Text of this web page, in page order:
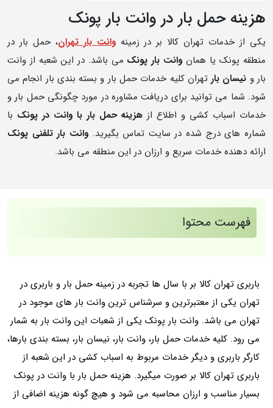
هزینه حمل بار در وانت بار پونک
یکی از خدمات تهران کالا بر در زمینهوانت بار تهران، حمل بار در
منطقه پونک یا همان وانت بار پونک می باشد. در این شعبه از وانت
بار و نیسان بار تهران کلیه خدمات حمل بار و بسته بندی بار انجام می
شود. شما می توانید برای دریافت مشاوره در مورد چگونگی حمل بار و
خدمات اسباب کشی و اطلاع از هزینه حمل بار با وانت در پونک با
شماره های درج شده در سایت تماس بگیرید.وانت بار تلفنی پونک
ارائه دهنده خدمات سریع و ارزان در این منطقه می باشد.
فهرست محتوا
باربری تهران کالا بر با سال ها تجربه در زمینه حمل بار و باربری در
تهران یکی از معتبرترین و سرشناس ترین وانت بار های موجود در
تهران می باشد. وانت بار پونک یکی از شعبات این وانت بار به شمار
می رود. کلیه خدمات حمل بار، وانت بار، نیسان بار، بسته بندی بارها،
کارگر باربری و دیگر خدمات مربوط به اسباب کشی در این شعبه از
باربری تهران کالا بر صورت میگیرد. هزینه حمل بار با وانت در پونک
بسیار مناسب و ارزان محاسبه می شود و هیچ گونه هزینه اضافی از